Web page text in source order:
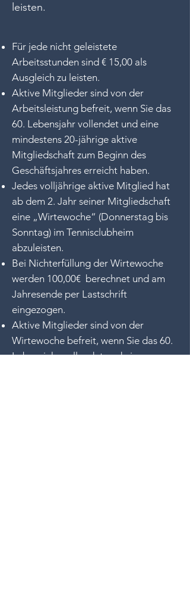
leisten.
Für jede nicht geleistete
Arbeitsstunden sind € 15,00 als
Ausgleich zu leisten.
Aktive Mitglieder sind von der
Arbeitsleistung befreit, wenn Sie das
60. Lebensjahr vollendet und eine
mindestens 20-jährige aktive
Mitgliedschaft zum Beginn des
Geschäftsjahres erreicht haben.
Jedes volljährige aktive Mitglied hat
ab dem 2. Jahr seiner Mitgliedschaft
eine „Wirtewoche“ (Donnerstag bis
Sonntag) im Tennisclubheim
abzuleisten.
Bei Nichterfüllung der Wirtewoche
werden 100,00€ berechnet und am
Jahresende per Lastschrift
eingezogen.
Aktive Mitglieder sind von der
Wirtewoche befreit, wenn Sie das 60.
Lebensjahr vollendet und eine